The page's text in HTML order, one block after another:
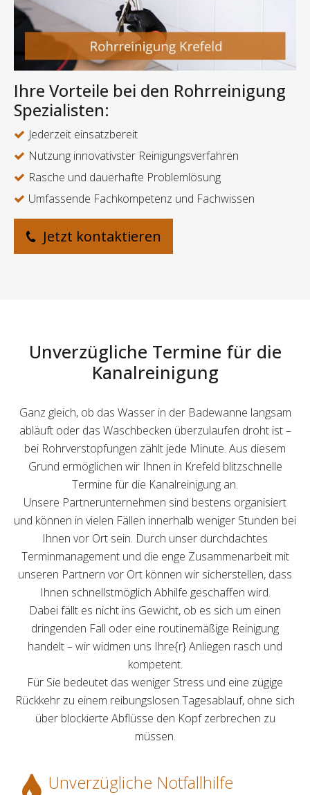
Ihre Vorteile bei den Rohrreinigung
Spezialisten:
Jederzeit einsatzbereit
Nutzung innovativster Reinigungsverfahren
Rasche und dauerhafte Problemlösung
Umfassende Fachkompetenz und Fachwissen
Jetzt kontaktieren
Unverzügliche Termine für die
Kanalreinigung
Ganz gleich, ob das Wasser in der Badewanne langsam
abläuft oder das Waschbecken überzulaufen droht ist –
bei Rohrverstopfungen zählt jede Minute. Aus diesem
Grund ermöglichen wir Ihnen in Krefeld blitzschnelle
Termine für die Kanalreinigung an.
Unsere Partnerunternehmen sind bestens organisiert
und können in vielen Fällen innerhalb weniger Stunden bei
Ihnen vor Ort sein. Durch unser durchdachtes
Terminmanagement und die enge Zusammenarbeit mit
unseren Partnern vor Ort können wir sicherstellen, dass
Ihnen schnellstmöglich Abhilfe geschaffen wird.
Dabei fällt es nicht ins Gewicht, ob es sich um einen
dringenden Fall oder eine routinemäßige Reinigung
handelt – wir widmen uns Ihre{r} Anliegen rasch und
kompetent.
Für Sie bedeutet das weniger Stress und eine zügige
Rückkehr zu einem reibungslosen Tagesablauf, ohne sich
über blockierte Abflüsse den Kopf zerbrechen zu
müssen.
Unverzügliche Notfallhilfe